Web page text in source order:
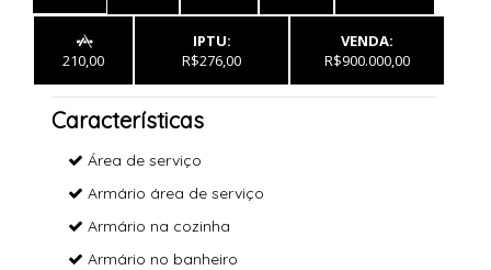

210,00
IPTU:
R$276,00
VENDA:
R$900.000,00
Características
Área de serviço
Armário área de serviço
Armário na cozinha
Armário no banheiro